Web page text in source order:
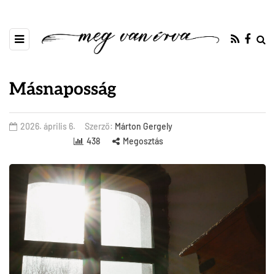
Másnaposság
2026. április 6. Szerző: Márton Gergely
438
Megosztás